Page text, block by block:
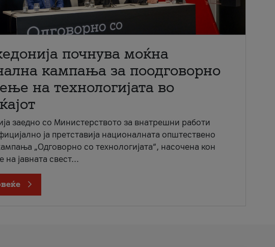
почнува моќна
кампања за поодговорно
на технологијата во
заедно со Министерството за внатрешни работи
ја претставија националната општествено
„Одговорно со технологијата“, насочена кон
на јавната свест...